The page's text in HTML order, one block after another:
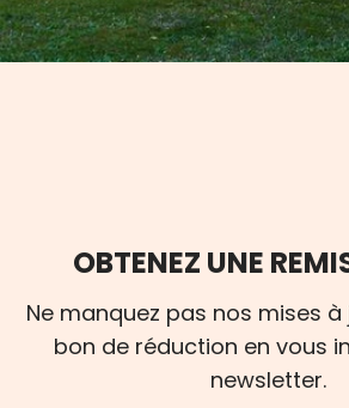
OBTENEZ UNE
Ne manquez pas nos mises
bon de réduction en vous
newsletter.